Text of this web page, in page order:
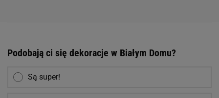
Podobają ci się dekoracje w Białym Domu?
Są super!